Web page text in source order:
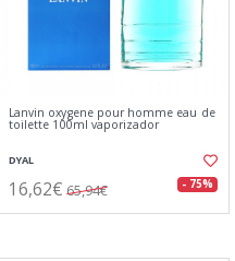
Lanvin oxygene pour homme eau de
toilette 100ml vaporizador
DYAL
16,62€ 65,94€ - 75%